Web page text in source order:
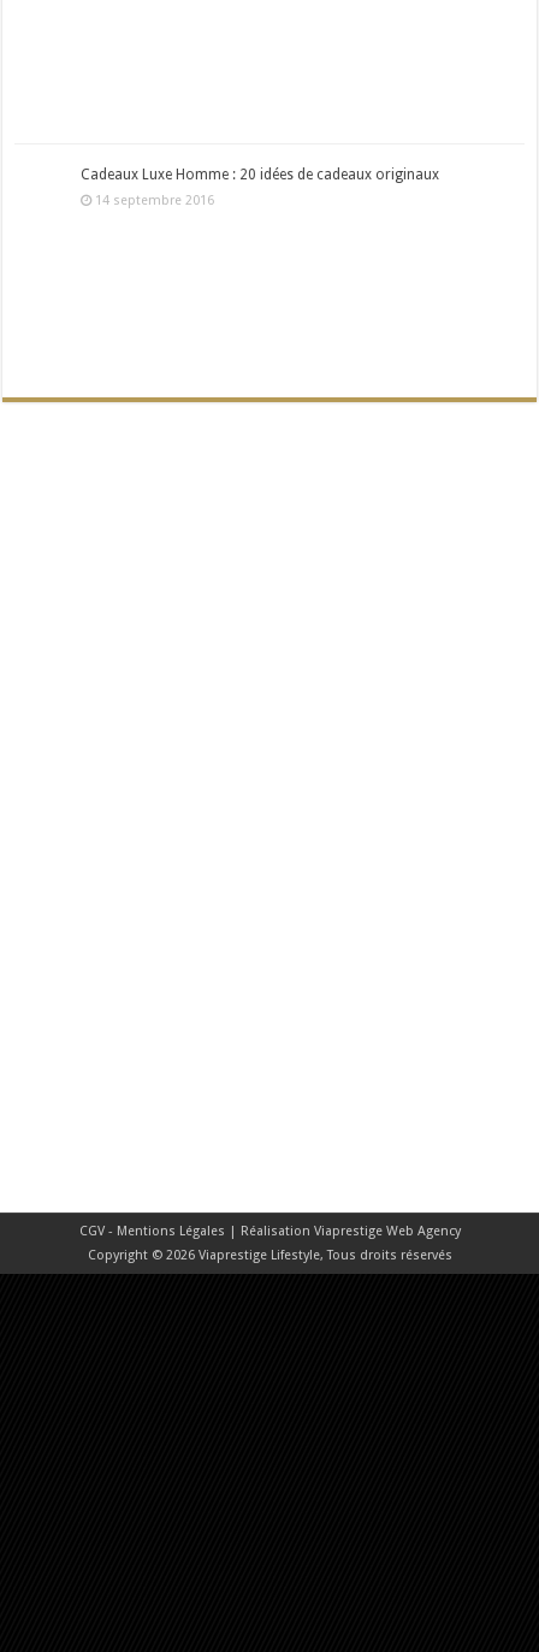
Cadeaux Luxe Homme : 20 idées de cadeaux originaux
14 septembre 2016
CGV - Mentions Légales | Réalisation Viaprestige Web Agency
Copyright © 2026 Viaprestige Lifestyle, Tous droits réservés